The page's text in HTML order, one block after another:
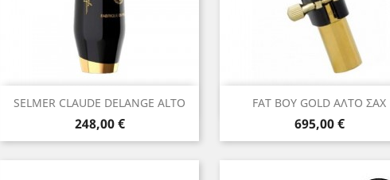
SELMER CLAUDE DELANGE ALTO
Τιμή
248,00 €
Γρήγορη προβολή FAT BOY GOLD ΑΛΤΟ ΣΑΧ
Τιμή
695,00 €
 Γρήγορη προβολή